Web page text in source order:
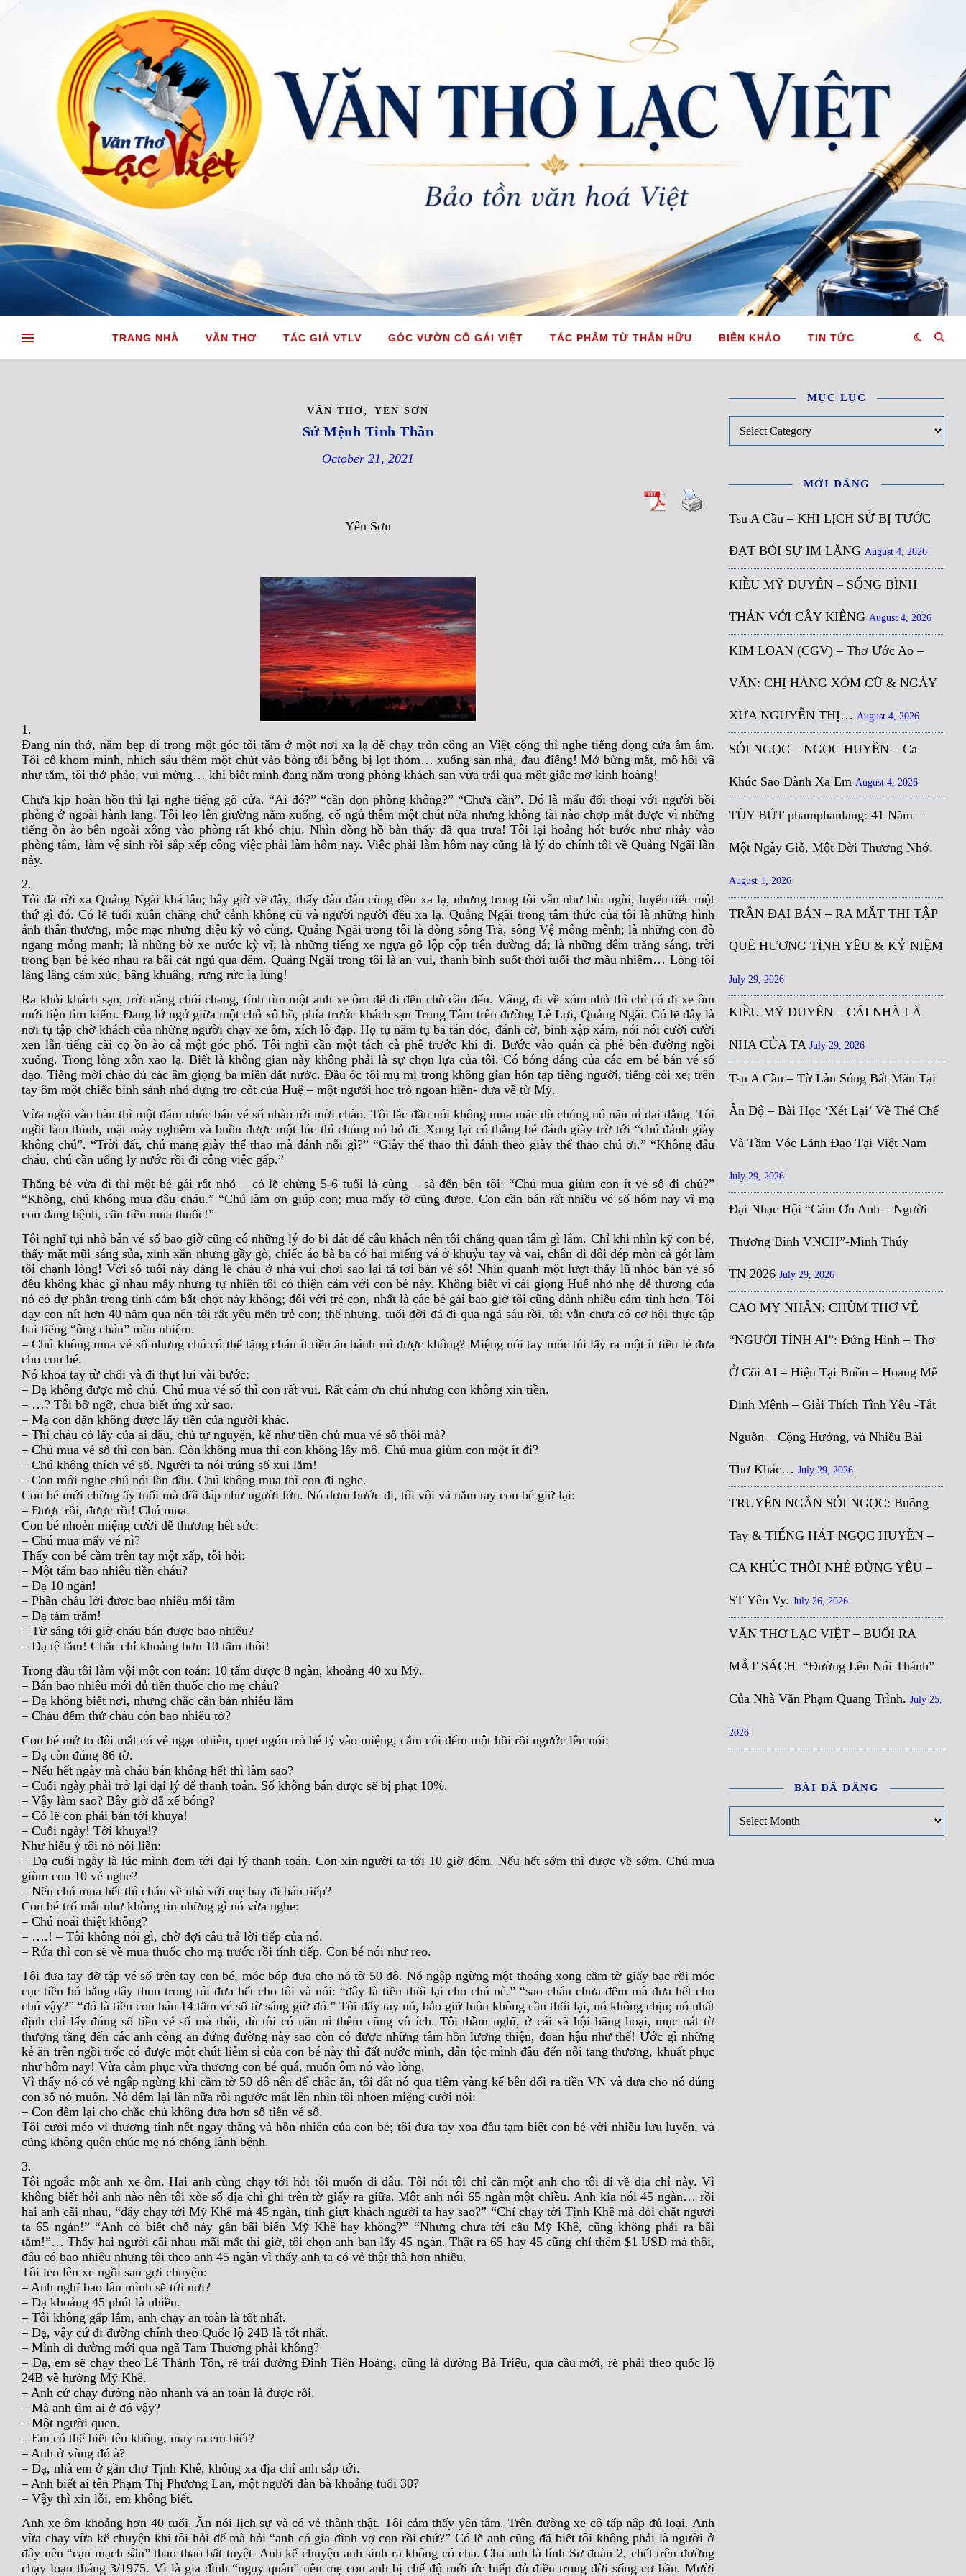
TRANG NHÀ VĂN THƠ TÁC GIẢ VTLV GÓC VƯỜN CÔ GÁI VIỆT TÁC PHÂM TỪ THÂN HỮU BIÊN KHẢO TIN TỨC
VĂN THƠ , YEN SƠN
Sứ Mệnh Tinh Thần
October 21, 2021
Yên Sơn
1.
Đang nín thở, nằm bẹp dí trong một góc tối tăm ở một nơi xa lạ để chạy trốn công an Việt cộng thì nghe tiếng dọng cửa ầm ầm.
Tôi cố khom mình, nhích sâu thêm một chút vào bóng tối bỗng bị lọt thỏm… xuống sàn nhà, đau điếng! Mở bừng mắt, mồ hôi vã
như tắm, tôi thở phào, vui mừng… khi biết mình đang nằm trong phòng khách sạn vừa trải qua một giấc mơ kinh hoàng!
Chưa kịp hoàn hồn thì lại nghe tiếng gõ cửa. “Ai đó?” “cần dọn phòng không?” “Chưa cần”. Đó là mẩu đối thoại với người bồi
phòng ở ngoài hành lang. Tôi leo lên giường nằm xuống, cố ngủ thêm một chút nữa nhưng không tài nào chợp mắt được vì những
tiếng ồn ào bên ngoài xông vào phòng rất khó chịu. Nhìn đồng hồ bàn thấy đã qua trưa! Tôi lại hoảng hốt bước như nhảy vào
phòng tắm, làm vệ sinh rồi sắp xếp công việc phải làm hôm nay. Việc phải làm hôm nay cũng là lý do chính tôi về Quảng Ngãi lần
này.
2.
Tôi đã rời xa Quảng Ngãi khá lâu; bây giờ về đây, thấy đâu đâu cũng đều xa lạ, nhưng trong tôi vẫn như bùi ngùi, luyến tiếc một
thứ gì đó. Có lẽ tuổi xuân chăng chứ cảnh không cũ và người người đều xa lạ. Quảng Ngãi trong tâm thức của tôi là những hình
ảnh thân thương, mộc mạc nhưng diệu kỳ vô cùng. Quảng Ngãi trong tôi là dòng sông Trà, sông Vệ mông mênh; là những con đò
ngang mỏng manh; là những bờ xe nước kỳ vĩ; là những tiếng xe ngựa gõ lộp cộp trên đường đá; là những đêm trăng sáng, trời
trong bạn bè kéo nhau ra bãi cát ngủ qua đêm. Quảng Ngãi trong tôi là an vui, thanh bình suốt thời tuổi thơ mầu nhiệm… Lòng tôi
lâng lâng cảm xúc, bâng khuâng, rưng rức lạ lùng!
Ra khỏi khách sạn, trời nắng chói chang, tính tìm một anh xe ôm để đi đến chỗ cần đến. Vâng, đi về xóm nhỏ thì chỉ có đi xe ôm
mới tiện tìm kiếm. Đang lớ ngớ giữa một chỗ xô bồ, phía trước khách sạn Trung Tâm trên đường Lê Lợi, Quảng Ngãi. Có lẽ đây là
nơi tụ tập chờ khách của những người chạy xe ôm, xích lô đạp. Họ tụ năm tụ ba tán dóc, đánh cờ, binh xập xám, nói nói cười cười
xen lẫn tiếng cãi cọ ồn ào cả một góc phố. Tôi nghĩ cần một tách cà phê trước khi đi. Bước vào quán cà phê bên đường ngồi
xuống. Trong lòng xôn xao lạ. Biết là không gian này không phải là sự chọn lựa của tôi. Có bóng dáng của các em bé bán vé số
dạo. Tiếng mời chào đủ các âm giọng ba miền đất nước. Đầu óc tôi mụ mị trong không gian hỗn tạp tiếng người, tiếng còi xe; trên
tay ôm một chiếc bình sành nhỏ đựng tro cốt của Huệ – một người học trò ngoan hiền- đưa về từ Mỹ.
Vừa ngồi vào bàn thì một đám nhóc bán vé số nhào tới mời chào. Tôi lắc đầu nói không mua mặc dù chúng nó năn nỉ dai dẳng. Tôi
ngồi làm thinh, mặt mày nghiêm và buồn được một lúc thì chúng nó bỏ đi. Xong lại có thằng bé đánh giày trờ tới “chú đánh giày
không chú”. “Trời đất, chú mang giày thể thao mà đánh nỗi gì?” “Giày thể thao thì đánh theo giày thể thao chú ơi.” “Không đâu
cháu, chú cần uống ly nước rồi đi công việc gấp.”
Thằng bé vừa đi thì một bé gái rất nhỏ – có lẽ chừng 5-6 tuổi là cùng – sà đến bên tôi: “Chú mua giùm con ít vé số đi chú?”
“Không, chú không mua đâu cháu.” “Chú làm ơn giúp con; mua mấy tờ cũng được. Con cần bán rất nhiều vé số hôm nay vì mạ
con đang bệnh, cần tiền mua thuốc!”
Tôi nghĩ tụi nhỏ bán vé số bao giờ cũng có những lý do bi đát để câu khách nên tôi chẳng quan tâm gì lắm. Chỉ khi nhìn kỹ con bé,
thấy mặt mũi sáng sủa, xinh xắn nhưng gầy gò, chiếc áo bà ba có hai miếng vá ở khuỷu tay và vai, chân đi đôi dép mòn cả gót làm
tôi chạnh lòng! Với số tuổi này đáng lẽ cháu ở nhà vui chơi sao lại tả tơi bán vé số! Nhìn quanh một lượt thấy lũ nhóc bán vé số
đều không khác gì nhau mấy nhưng tự nhiên tôi có thiện cảm với con bé này. Không biết vì cái giọng Huế nhỏ nhẹ dễ thương của
nó có dự phần trong tình cảm bất chợt này không; đối với trẻ con, nhất là các bé gái bao giờ tôi cũng dành nhiều cảm tình hơn. Tôi
dạy con nít hơn 40 năm qua nên tôi rất yêu mến trẻ con; thế nhưng, tuổi đời đã đi qua ngã sáu rồi, tôi vẫn chưa có cơ hội thực tập
hai tiếng “ông cháu” mầu nhiệm.
– Chú không mua vé số nhưng chú có thể tặng cháu ít tiền ăn bánh mì được không? Miệng nói tay móc túi lấy ra một ít tiền lẻ đưa
cho con bé.
Nó khoa tay từ chối và đi thụt lui vài bước:
– Dạ không được mô chú. Chú mua vé số thì con rất vui. Rất cám ơn chú nhưng con không xin tiền.
– …? Tôi bỡ ngỡ, chưa biết ứng xử sao.
– Mạ con dặn không được lấy tiền của người khác.
– Thì cháu có lấy của ai đâu, chú tự nguyện, kể như tiền chú mua vé số thôi mà?
– Chú mua vé số thì con bán. Còn không mua thì con không lấy mô. Chú mua giùm con một ít đi?
– Chú không thích vé số. Người ta nói trúng số xui lắm!
– Con mới nghe chú nói lần đầu. Chú không mua thì con đi nghe.
Con bé mới chừng ấy tuổi mà đối đáp như người lớn. Nó dợm bước đi, tôi vội vã nắm tay con bé giữ lại:
– Được rồi, được rồi! Chú mua.
Con bé nhoẻn miệng cười dễ thương hết sức:
– Chú mua mấy vé nì?
Thấy con bé cầm trên tay một xấp, tôi hỏi:
– Một tấm bao nhiêu tiền cháu?
– Dạ 10 ngàn!
– Phần cháu lời được bao nhiêu mỗi tấm
– Dạ tám trăm!
– Từ sáng tới giờ cháu bán được bao nhiêu?
– Dạ tệ lắm! Chắc chỉ khoảng hơn 10 tấm thôi!
Trong đầu tôi làm vội một con toán: 10 tấm được 8 ngàn, khoảng 40 xu Mỹ.
– Bán bao nhiêu mới đủ tiền thuốc cho mẹ cháu?
– Dạ không biết nơi, nhưng chắc cần bán nhiều lắm
– Cháu đếm thử cháu còn bao nhiêu tờ?
Con bé mở to đôi mắt có vẻ ngạc nhiên, quẹt ngón trỏ bé tý vào miệng, cắm cúi đếm một hồi rồi ngước lên nói:
– Dạ còn đúng 86 tờ.
– Nếu hết ngày mà cháu bán không hết thì làm sao?
– Cuối ngày phải trở lại đại lý để thanh toán. Số không bán được sẽ bị phạt 10%.
– Vậy làm sao? Bây giờ đã xế bóng?
– Có lẽ con phải bán tới khuya!
– Cuối ngày! Tới khuya!?
Như hiểu ý tôi nó nói liền:
– Dạ cuối ngày là lúc mình đem tới đại lý thanh toán. Con xin người ta tới 10 giờ đêm. Nếu hết sớm thì được về sớm. Chú mua
giùm con 10 vé nghe?
– Nếu chú mua hết thì cháu về nhà với mẹ hay đi bán tiếp?
Con bé trố mắt như không tin những gì nó vừa nghe:
– Chú noái thiệt không?
– ….! – Tôi không nói gì, chờ đợi câu trả lời tiếp của nó.
– Rứa thì con sẽ về mua thuốc cho mạ trước rồi tính tiếp. Con bé nói như reo.
Tôi đưa tay đỡ tập vé số trên tay con bé, móc bóp đưa cho nó tờ 50 đô. Nó ngập ngừng một thoáng xong cầm tờ giấy bạc rồi móc
cục tiền bó bằng dây thun trong túi đưa hết cho tôi và nói: “đây là tiền thối lại cho chú nè.” “sao cháu chưa đếm mà đưa hết cho
chú vậy?” “đó là tiền con bán 14 tấm vé số từ sáng giờ đó.” Tôi đẩy tay nó, bảo giữ luôn không cần thối lại, nó không chịu; nó nhất
định chỉ lấy đúng số tiền vé số mà thôi, dù tôi có năn nỉ thêm cũng vô ích. Tôi thầm nghĩ, ở cái xã hội băng hoại, mục nát từ
thượng tầng đến các anh công an đứng đường này sao còn có được những tâm hồn lương thiện, đoan hậu như thế! Ước gì những
kẻ ăn trên ngồi trốc có được một chút liêm sỉ của con bé này thì đất nước mình, dân tộc mình đâu đến nỗi tang thương, khuất phục
như hôm nay! Vừa cảm phục vừa thương con bé quá, muốn ôm nó vào lòng.
Vì thấy nó có vẻ ngập ngừng khi cầm tờ 50 đô nên để chắc ăn, tôi dắt nó qua tiệm vàng kế bên đổi ra tiền VN và đưa cho nó đúng
con số nó muốn. Nó đếm lại lần nữa rồi ngước mắt lên nhìn tôi nhỏen miệng cười nói:
– Con đếm lại cho chắc chú không đưa hơn số tiền vé số.
Tôi cười méo vì thương tính nết ngay thẳng và hồn nhiên của con bé; tôi đưa tay xoa đầu tạm biệt con bé với nhiều lưu luyến, và
cũng không quên chúc mẹ nó chóng lành bệnh.
3.
Tôi ngoắc một anh xe ôm. Hai anh cùng chạy tới hỏi tôi muốn đi đâu. Tôi nói tôi chỉ cần một anh cho tôi đi về địa chỉ này. Vì
không biết hỏi anh nào nên tôi xòe số địa chỉ ghi trên tờ giấy ra giữa. Một anh nói 65 ngàn một chiều. Anh kia nói 45 ngàn… rồi
hai anh cãi nhau, “đây chạy tới Mỹ Khê mà 45 ngàn, tính giựt khách người ta hay sao?” “Chỉ chạy tới Tịnh Khê mà đòi chặt người
ta 65 ngàn!” “Anh có biết chỗ này gần bãi biển Mỹ Khê hay không?” “Nhưng chưa tới cầu Mỹ Khê, cũng không phải ra bãi
tắm!”… Thấy hai người cãi nhau mãi mất thì giờ, tôi chọn anh bạn lấy 45 ngàn. Thật ra 65 hay 45 cũng chỉ thêm $1 USD mà thôi,
đâu có bao nhiêu nhưng tôi theo anh 45 ngàn vì thấy anh ta có vẻ thật thà hơn nhiều.
Tôi leo lên xe ngồi sau gợi chuyện:
– Anh nghĩ bao lâu mình sẽ tới nơi?
– Dạ khoảng 45 phút là nhiều.
– Tôi không gấp lắm, anh chạy an toàn là tốt nhất.
– Dạ, vậy cứ đi đường chính theo Quốc lộ 24B là tốt nhất.
– Mình đi đường mới qua ngã Tam Thương phải không?
– Dạ, em sẽ chạy theo Lê Thánh Tôn, rẽ trái đường Đinh Tiên Hoàng, cũng là đường Bà Triệu, qua cầu mới, rẽ phải theo quốc lộ
24B về hướng Mỹ Khê.
– Anh cứ chạy đường nào nhanh và an toàn là được rồi.
– Mà anh tìm ai ở đó vậy?
– Một người quen.
– Em có thể biết tên không, may ra em biết?
– Anh ở vùng đó à?
– Dạ, nhà em ở gần chợ Tịnh Khê, không xa địa chỉ anh sắp tới.
– Anh biết ai tên Phạm Thị Phương Lan, một người đàn bà khoảng tuổi 30?
– Vậy thì xin lỗi, em không biết.
Anh xe ôm khoảng hơn 40 tuổi. Ăn nói lịch sự và có vẻ thành thật. Tôi cảm thấy yên tâm. Trên đường xe cộ tấp nập đủ loại. Anh
vừa chạy vừa kể chuyện khi tôi hỏi để mà hỏi “anh có gia đình vợ con rồi chứ?” Có lẽ anh cũng đã biết tôi không phải là người ở
đây nên “cạn mạch sầu” thao thao bất tuyệt. Anh kể chuyện anh sinh ra không có cha. Cha anh là lính Sư đoàn 2, chết trên đường
chạy loạn tháng 3/1975. Vì là gia đình “ngụy quân” nên mẹ con anh bị chế độ mới ức hiếp đủ điều trong đời sống cơ bần. Mười
MỤC LỤC
MỚI ĐĂNG
Tsu A Cầu – KHI LỊCH SỬ BỊ TƯỚC
ĐẠT BỎI SỰ IM LẶNG August 4, 2026
KIỀU MỸ DUYÊN – SỐNG BÌNH
THẢN VỚI CÂY KIỂNG August 4, 2026
KIM LOAN (CGV) – Thơ Ước Ao –
VĂN: CHỊ HÀNG XÓM CŨ & NGÀY
XƯA NGUYỄN THỊ… August 4, 2026
SỎI NGỌC – NGỌC HUYỀN – Ca
Khúc Sao Đành Xa Em August 4, 2026
TÙY BÚT phamphanlang: 41 Năm –
Một Ngày Giỗ, Một Đời Thương Nhớ.
August 1, 2026
TRẦN ĐẠI BẢN – RA MẮT THI TẬP
QUÊ HƯƠNG TÌNH YÊU & KỶ NIỆM
July 29, 2026
KIỀU MỸ DUYÊN – CÁI NHÀ LÀ
NHA CỦA TA July 29, 2026
Tsu A Cầu – Từ Làn Sóng Bất Mãn Tại
Ấn Độ – Bài Học ‘Xét Lại’ Về Thể Chế
Và Tầm Vóc Lãnh Đạo Tại Việt Nam
July 29, 2026
Đại Nhạc Hội “Cám Ơn Anh – Người
Thương Binh VNCH”-Minh Thúy
TN 2026 July 29, 2026
CAO MỴ NHÂN: CHÙM THƠ VỀ
“NGƯỜI TÌNH AI”: Đứng Hình – Thơ
Ở Cõi AI – Hiện Tại Buồn – Hoang Mê
Định Mệnh – Giải Thích Tình Yêu -Tắt
Nguồn – Cộng Hưởng, và Nhiều Bài
Thơ Khác… July 29, 2026
TRUYỆN NGẮN SỎI NGỌC: Buông
Tay & TIẾNG HÁT NGỌC HUYỀN –
CA KHÚC THÔI NHÉ ĐỪNG YÊU –
ST Yên Vy. July 26, 2026
VĂN THƠ LẠC VIỆT – BUỔI RA
MẮT SÁCH “Đường Lên Núi Thánh”
Của Nhà Văn Phạm Quang Trình. July 25,
2026
BÀI ĐÃ ĐĂNG